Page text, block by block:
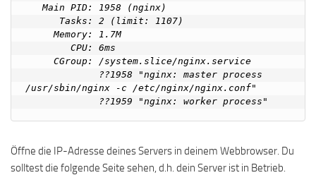
   Main PID: 1958 (nginx)
     Memory: 1.7M
/usr/sbin/nginx -c /etc/nginx/nginx.conf"
Öffne die IP-Adresse deines Servers in deinem Webbrowser. Du
solltest die folgende Seite sehen, d.h. dein Server ist in Betrieb.